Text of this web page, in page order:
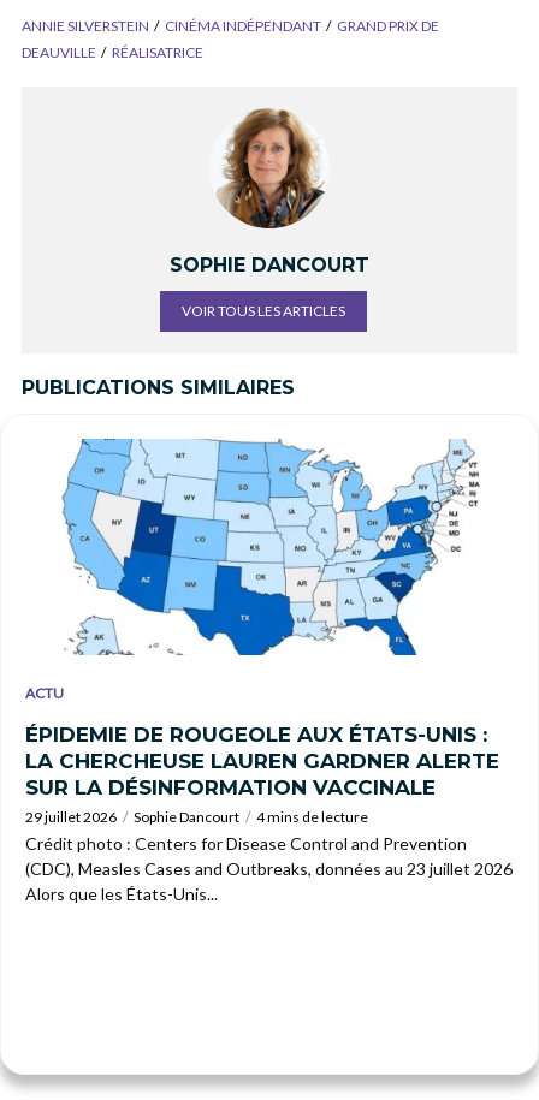
ANNIE SILVERSTEIN CINÉMA INDÉPENDANT
GRAND PRIX DE
DEAUVILLE
RÉALISATRICE
SOPHIE DANCOURT
VOIR TOUS LES ARTICLES
PUBLICATIONS SIMILAIRES
ACTU
ÉPIDEMIE DE ROUGEOLE AUX ÉTATS-UNIS :
LA CHERCHEUSE LAUREN GARDNER ALERTE
SUR LA DÉSINFORMATION VACCINALE
29 juillet 2026 Sophie Dancourt 4 mins de lecture
Crédit photo : Centers for Disease Control and Prevention
(CDC), Measles Cases and Outbreaks, données au 23 juillet 2026
Alors que les États-Unis...